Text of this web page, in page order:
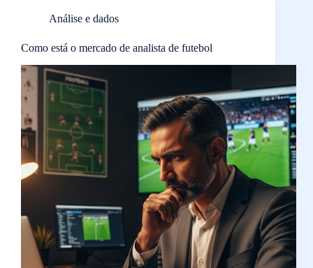
Análise e dados
Como está o mercado de analista de futebol